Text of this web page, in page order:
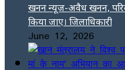
खनन न्यूज-अवैध खनन,
किया जाए। जिलाधिकारी
June 12, 2026